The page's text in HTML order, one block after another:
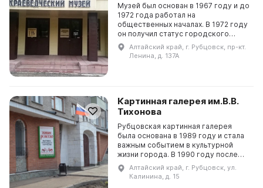
Музей был основан в 1967 году и до
1972 года работал на
общественных началах. В 1972 году
он получил статус городского
краеведческого музея, а в 1986
году было предоставлено новое
помещение площадью 9...
Алтайский край, г. Рубцовск, пр-кт.
Ленина, д. 137А
Картинная галерея им.В.В.
Тихонова
Рубцовская картинная галерея
была основана в 1989 году и стала
важным событием в культурной
жизни города. В 1990 году после
ремонта была организована
выставка художника Ф. А. Филонова,
на которой было...
Алтайский край, г. Рубцовск, ул.
Калинина, д. 15